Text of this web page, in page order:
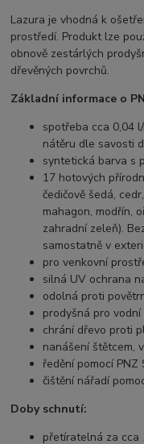
Lazura je vhodná k
prostředí. Produkt lze
obnově zestárlých
dřevěných povrchů.
Základní informace o
spotřeba cca 0,04
nátěru dle savosti
syntetická barva s
17 hotových
čedičově šedá,
mahagon, modřín,
zahradní zeleň).
samostatně v
pro venkovní
silná UV ochrana
odolná proti
prodyšná pro
chrání dřevo proti
nanášení štětcem,
ředění pomocí
čištění nářadí
Doby schnutí:
přetíratelná za cca